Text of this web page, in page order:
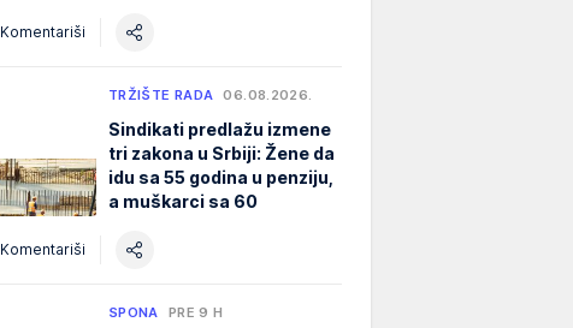
Komentariši
TRŽIŠTE RADA 06.08.2026.
Sindikati predlažu izmene
tri zakona u Srbiji: Žene da
idu sa 55 godina u penziju,
a muškarci sa 60
Komentariši
SPONA PRE 9 H